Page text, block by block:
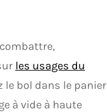
les usages du
le bol dans le panier
à vide à haute